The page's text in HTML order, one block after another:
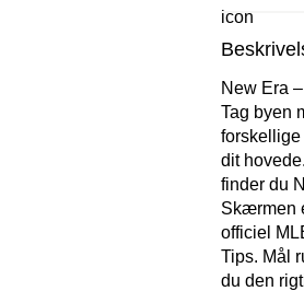
New Era
Tag byen
forskellige
dit
finder du
Skærmen
officiel
Tips. Mål
du den